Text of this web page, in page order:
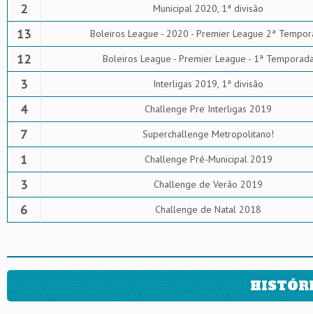
2 Municipal 2020, 1ª divisão
13 Boleiros League - 2020 - Premier League 2ª
12 Boleiros League - Premier League - 1ª
3 Interligas 2019, 1ª divisão
4 Challenge Pre Interligas 2019
7 Superchallenge Metropolitano!
1 Challenge Pré-Municipal 2019
3 Challenge de Verão 2019
6 Challenge de Natal 2018